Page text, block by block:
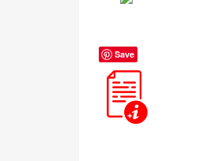
Save